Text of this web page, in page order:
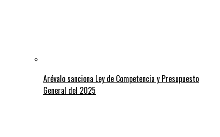
Arévalo sanciona Ley de Competencia y Presupuesto
General del 2025